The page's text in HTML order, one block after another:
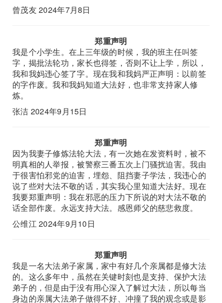
曾茂友 2024年7月8日
郑重声明
我是个小学生。在上三年级的时候，我的班主任叫签
字，揭批法轮功，家长也得签，否则不让上学，所以，
我和我妈违心签了字。现在我和我妈严正声明：以前签
的字作废。我和我妈知道大法好，也非常支持家人修
炼。
张洁 2024年9月15日
郑重声明
因为我妻子修炼法轮大法，有一次她在发资料时，被不
明真相的人举报，被警察三番五次上门骚扰迫害。我由
于很害怕邪党的迫害，埋怨、阻挡妻子学法，我违心的
说了些对大法不敬的话，其实我心里知道大法好。现在
我要郑重声明：我在邪恶的压力下所说的对大法不敬的
话全部作废。永远支持大法。感恩师父的慈悲救度。
公维江 2024年9月10日
郑重声明
我是一名大法弟子家属，家中有好几个亲属都是修大法
的。这么多年中，虽然在关键时刻也是支持、保护大法
弟子的，但是由于没有用心深入了解过大法，所以每当
身边的亲属大法弟子做得不好、冲撞了我的观念或是影